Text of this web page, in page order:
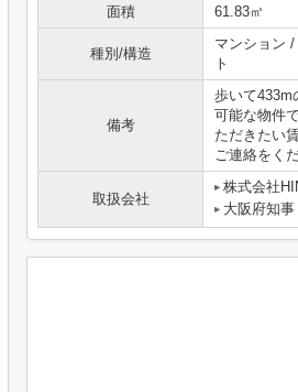
面積
61.83㎡
種別/構造
マンション
ト
備考
歩いて433m
可能な物件
ただきたい
ご連絡をく
取扱会社
株式会社
大阪府知